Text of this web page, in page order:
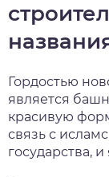
Гордостью
является
красивую
связь с
государства,